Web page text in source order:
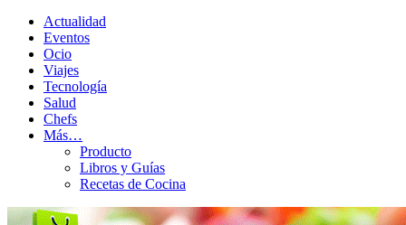
Actualidad
Eventos
Ocio
Viajes
Tecnología
Salud
Chefs
Más…
Producto
Libros y Guías
Recetas de Cocina